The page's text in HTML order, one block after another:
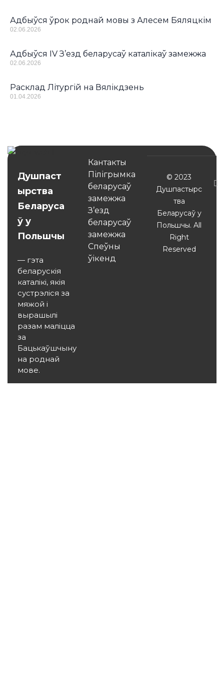
Адбыўся ўрок роднай мовы з Алесем Бяляцкім
02.06.2026
Адбыўся IV З’езд беларусаў каталікаў замежжа
02.06.2026
Расклад Літургій на Вялікдзень
01.04.2026
Душпаст
ырства
Беларуса
ў у
Польшчы
— гэта
беларускія
каталікі, якія
сустрэліся за
мяжой і
вырашылі
разам маліцца
за
Бацькаўшчыну
на роднай
мове.
Кантакты
Пілігрымка
беларусаў
замежжа
З’езд
беларусаў
замежжа
Спеўны
ўікенд
© 2023
Душпастырс
тва
Беларусаў у
Польшчы. All
Right
Reserved